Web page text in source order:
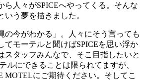
ら人々がSPICEへやってくる。そんな
う夢を描きました。
の今がわかる」。人々にそう言っても
てモーテルと聞けばSPICEを思い浮か
スタッフみんなで、そこ目指したいと
ルにできることは限られてますが、
MOTELにご期待ください。そしてこ